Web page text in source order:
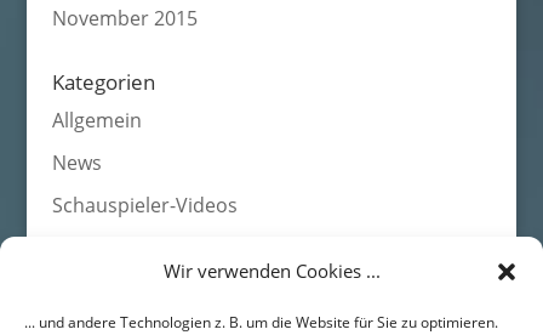
Wir verwenden Cookies ...
... und andere Technologien z. B. um die Website für Sie zu optimieren.
November 2015
Kategorien
Allgemein
News
Schauspieler-Videos